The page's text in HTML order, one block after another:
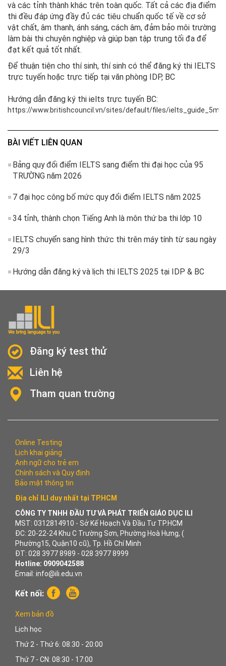
và các tỉnh thành khác trên toàn quốc. Tất cả các địa điểm
thi đều đáp ứng đầy đủ các tiêu chuẩn quốc tế về cơ sở
vật chất, âm thanh, ánh sáng, cách âm, đảm bảo môi trường
làm bài thi chuyên nghiệp và giúp bạn tập trung tối đa để
đạt kết quả tốt nhất.
Để thuận tiện cho thí sinh, thí sinh có thể đăng ký thi IELTS
trực tuyến hoặc trực tiếp tại văn phòng IDP, BC
Hướng dẫn đăng ký thi ielts trực tuyến BC:
https://www.britishcouncil.vn/sites/default/files/
BÀI VIẾT LIÊN QUAN
Bảng quy đổi điểm IELTS sang điểm thi đại học của 95
TRƯỜNG năm 2026
7 đại học công bố mức quy đổi điểm IELTS năm 2025
34 tỉnh, thành chọn Tiếng Anh là môn thứ ba thi lớp 10
IELTS chuyển sang hình thức thi trên máy tính từ sau ngày
29/3
Hướng dẫn đăng ký và lịch thi IELTS 2025 tại IDP & BC
Đăng ký test thử
Liên hệ
Tham quan trường
Online Testing
Lịch khai giảng
Anh ngữ cho trẻ em
Chính sách và Quy định
Bảo mật thông tin
Địa chỉ ILI duy nhất tại TP.HCM
CÔNG TY TNHH ĐẦU TƯ VÀ PHÁT TRIỂN GIÁO DỤC ILI
MST: 0312814910 - Sở Kế Hoạch Và Đầu Tư TP.HCM
ĐC: 20-22-24 Khu C Trường Sơn, Phường Hoà Hưng, (
Phường15, Quận10 cũ), Tp. Hồ Chí Minh
ĐT: 028 3977 8989 - 028 3977 8999
Hotline: 0909042588
Email: info@ili.edu.vn
Kết nối:
Xem bản đồ
Lịch học
Thứ 2 - Thứ 6: 08:30 - 20:00
Thứ 7 - CN: 08:30 - 17:00